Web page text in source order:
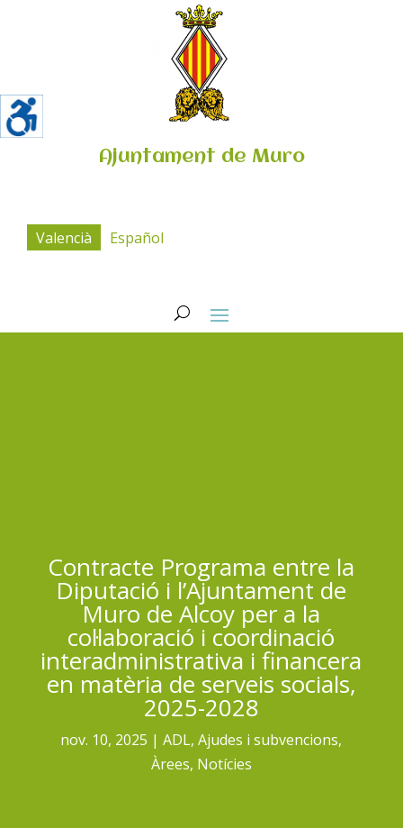
Ajuntament de Muro
Valencià Español
Contracte Programa entre la
Diputació i l’Ajuntament de
Muro de Alcoy per a la
col·laboració i coordinació
interadministrativa i financera
en matèria de serveis socials,
2025-2028
nov. 10, 2025 ADL,Ajudes i subvencions,
Àrees, Notícies